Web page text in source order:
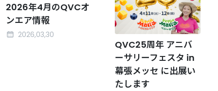
2026年4月のQVCオ
ンエア情報
2026,03,30
QVC25周年 アニバ
ーサリーフェスタ in
幕張メッセ に出展い
たします